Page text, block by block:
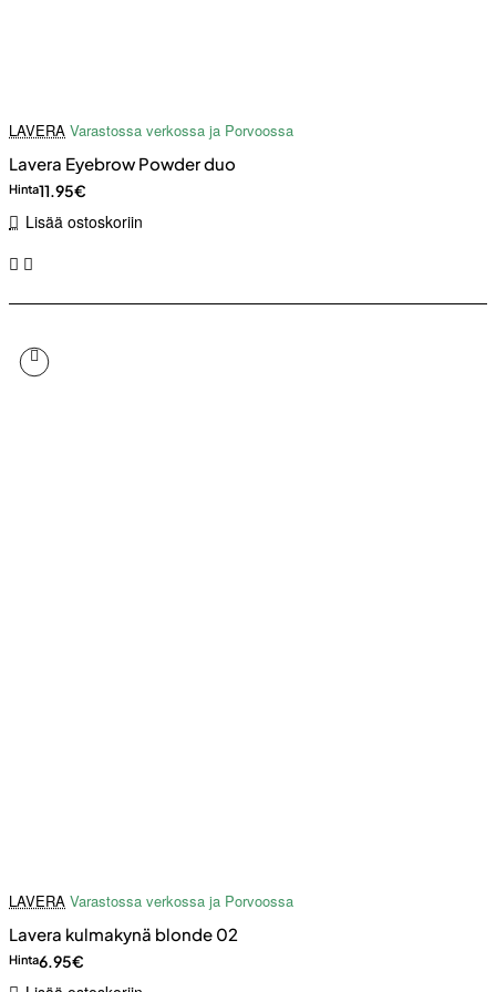
LAVERA Varastossa verkossa ja Porvoossa
Lavera Eyebrow Powder duo
Hinta11.95€
Lisää ostoskoriin
LAVERA Varastossa verkossa ja Porvoossa
Lavera kulmakynä blonde 02
Hinta6.95€